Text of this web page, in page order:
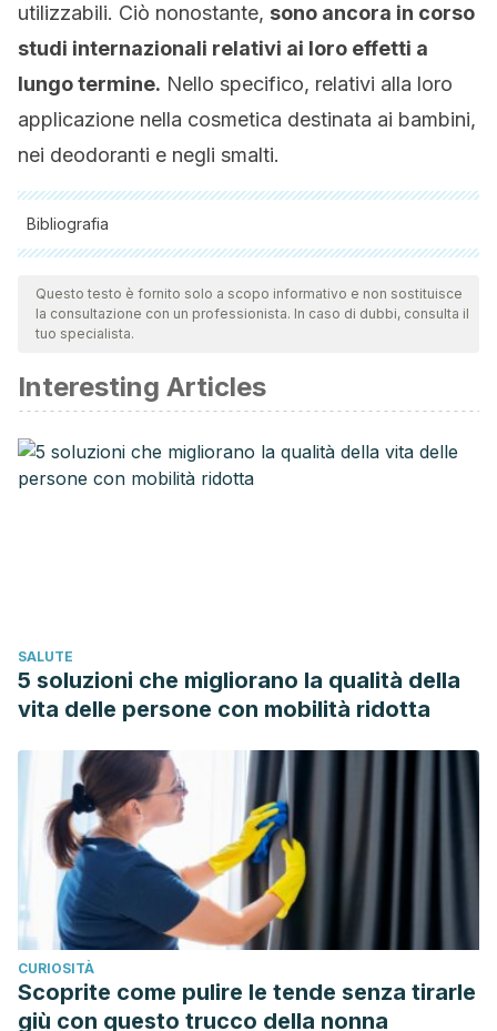
utilizzabili. Ciò nonostante, sono ancora in corso
studi internazionali relativi ai loro effetti a
lungo termine. Nello specifico, relativi alla loro
applicazione nella cosmetica destinata ai bambini,
nei deodoranti e negli smalti.
Bibliografia
Tutte le fonti citate sono state esaminate a fondo dal nostro
team per garantirne la qualità, l'affidabilità, l'attualità e la
validità. La bibliografia di questo articolo è stata considerata
Díaz Ley, B., Heras Mendaza, F., & Conde-Salazar Gómez,
L. (2006). Parabenos: ¿Mito o realidad? Piel.
https://doi.org/10.1016/S0213-9251(06)72476-5
Hechavarría, E. B., Estrada, C. L., Martínez, E. M., Fuentes, O.
Cosméticos en la mira: los parabenos y el cáncer.
Questo testo è fornito solo a scopo informativo e non sostituisce
la consultazione con un professionista. In caso di dubbi, consulta il
tuo specialista.
Interesting Articles
SALUTE
5 soluzioni che migliorano la qualità della
vita delle persone con mobilità ridotta
CURIOSITÀ
Scoprite come pulire le tende senza tirarle
giù con questo trucco della nonna